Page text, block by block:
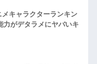
キャラクターランキン
力がデタラメにヤバいキ